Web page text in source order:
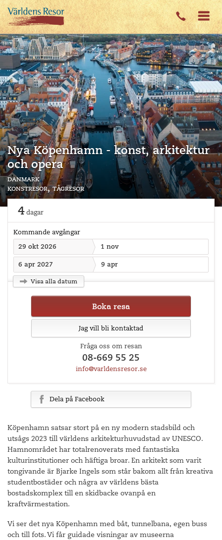
Nya Köpenhamn - konst, arkitektur
och opera
danmark
konstresor tågresor
4 dagar
Kommande avgångar
29 okt 2026 1 nov
6 apr 2027 9 apr
Visa alla datum
Boka resa
Jag vill bli kontaktad
Fråga oss om resan
08-669 55 25
info@varldensresor.se
Dela på Facebook
Köpenhamn satsar stort på en ny modern stadsbild och
utsågs 2023 till världens arkitekturhuvudstad av UNESCO.
Hamnområdet har totalrenoverats med fantastiska
kulturinstitutioner och häftiga broar. En arkitekt som varit
tongivande är Bjarke Ingels som står bakom allt från kreativa
studentbostäder och några av världens bästa
bostadskomplex till en skidbacke ovanpå en
kraftvärmestation.
Vi ser det nya Köpenhamn med båt, tunnelbana, egen buss
och till fots. Vi får guidade visningar av museerna